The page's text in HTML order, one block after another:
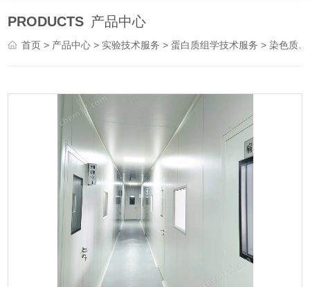
PRODUCTS 产品中心
首页 > 产品中心 > 实验技术服务 >蛋白质组学技术服务 > 染色质免疫共沉淀技术服务